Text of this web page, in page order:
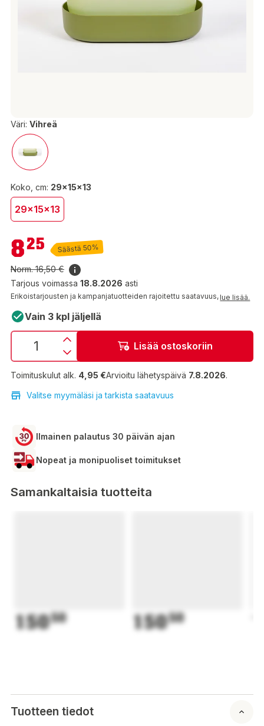
Väri: Vihreä
Koko, cm: 29x15x13
29x15x13
8,25 €
825 Säästä 50%
Norm.16,50 €
Tarjous voimassa 18.8.2026 asti
Erikoistarjousten ja kampanjatuotteiden rajoitettu saatavuus,lue lisää.
Vain 3 kpl jäljellä
Lisää ostoskoriin
Toimituskulut alk. 4,95 €Arvioitu lähetyspäivä 7.8.2026.
Valitse myymäläsi ja tarkista saatavuus
Ilmainen palautus 30 päivän ajan
Nopeat ja monipuoliset toimitukset
Samankaltaisia tuotteita
15050 15050
Tuotteen tiedot